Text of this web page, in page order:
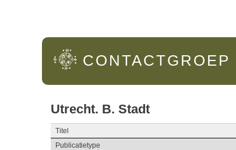
CONTACTGROEP
Utrecht. B. Stadt
Titel
Publicatietype